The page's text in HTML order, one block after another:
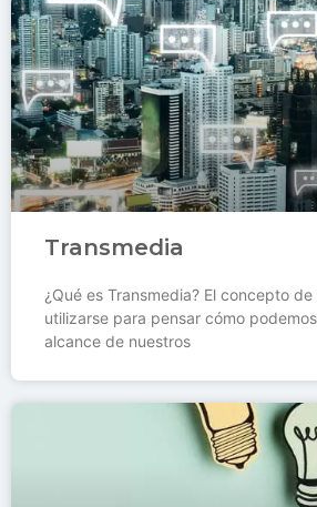
Transmedia
¿Qué es Transmedia? El concepto
utilizarse para pensar cómo
alcance de nuestros